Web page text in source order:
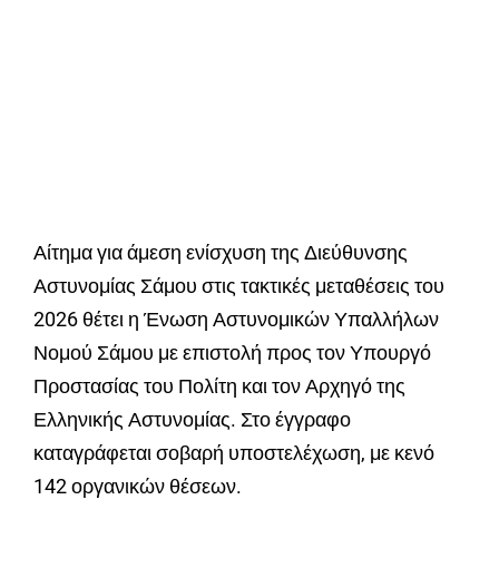
Αίτημα για άμεση ενίσχυση της Διεύθυνσης
Αστυνομίας Σάμου στις τακτικές μεταθέσεις του
2026 θέτει η Ένωση Αστυνομικών Υπαλλήλων
Νομού Σάμου με επιστολή προς τον Υπουργό
Προστασίας του Πολίτη και τον Αρχηγό της
Ελληνικής Αστυνομίας. Στο έγγραφο
καταγράφεται σοβαρή υποστελέχωση, με κενό
142 οργανικών θέσεων.